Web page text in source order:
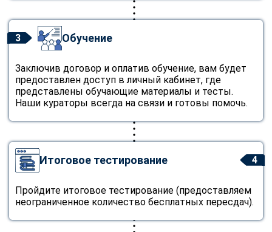
3 Обучение
Заключив договор и оплатив обучение, вам будет
предоставлен доступ в личный кабинет, где
представлены обучающие материалы и тесты.
Наши кураторы всегда на связи и готовы помочь.
4
Итоговое тестирование
Пройдите итоговое тестирование (предоставляем
неограниченное количество бесплатных пересдач).